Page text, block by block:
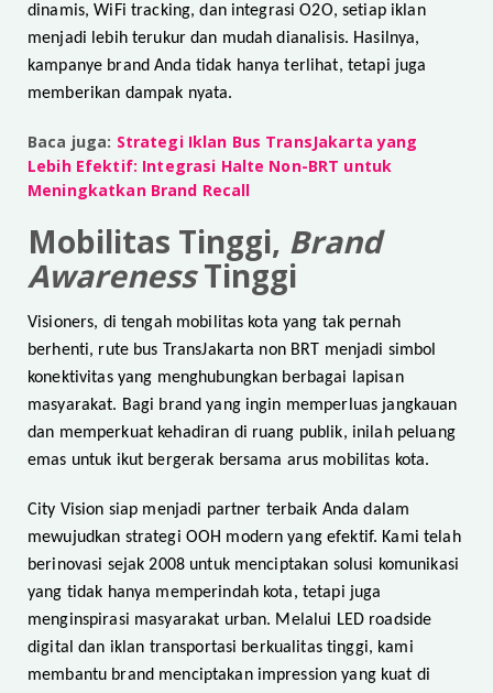
dinamis, WiFi tracking, dan integrasi O2O, setiap iklan
menjadi lebih terukur dan mudah dianalisis. Hasilnya,
kampanye brand Anda tidak hanya terlihat, tetapi juga
memberikan dampak nyata.
Baca juga: Strategi Iklan Bus TransJakarta yang
Lebih Efektif: Integrasi Halte Non-BRT untuk
Meningkatkan Brand Recall
Mobilitas Tinggi, Brand
Awareness Tinggi
Visioners, di tengah mobilitas kota yang tak pernah
berhenti, rute bus TransJakarta non BRT menjadi simbol
konektivitas yang menghubungkan berbagai lapisan
masyarakat. Bagi brand yang ingin memperluas jangkauan
dan memperkuat kehadiran di ruang publik, inilah peluang
emas untuk ikut bergerak bersama arus mobilitas kota.
City Vision siap menjadi partner terbaik Anda dalam
mewujudkan strategi OOH modern yang efektif. Kami telah
berinovasi sejak 2008 untuk menciptakan solusi komunikasi
yang tidak hanya memperindah kota, tetapi juga
menginspirasi masyarakat urban. Melalui LED roadside
digital dan iklan transportasi berkualitas tinggi, kami
membantu brand menciptakan impression yang kuat di